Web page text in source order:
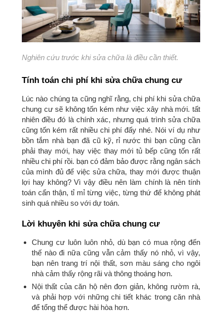
Nghiên cứu trước khi sửa chữa là điều cần thiết.
Tính toán chi phí khi sửa chữa chung cư
Lúc nào chúng ta cũng nghĩ rằng, chi phí khi sửa chữa
chung cư sẽ không tốn kém như việc xây nhà mới. tất
nhiên điều đó là chính xác, nhưng quá trình sửa chữa
cũng tốn kém rất nhiều chi phí đấy nhé. Nói ví dụ như
bồn tắm nhà bạn đã cũ kỹ, rỉ nước thì bạn cũng cần
phải thay mới, hay việc thay mới tủ bếp cũng tốn rất
nhiều chi phí rồi. bạn có đảm bảo được rằng ngân sách
của mình đủ để việc sửa chữa, thay mới được thuận
lợi hay không? Vì vậy điều nên làm chính là nên tính
toán cẩn thận, tỉ mỉ từng việc, từng thứ để không phát
sinh quá nhiều so với dự toán.
Lời khuyên khi sửa chữa chung cư
Chung cư luôn luôn nhỏ, dù bạn có mua rộng đến
thế nào đi nữa cũng vẫn cảm thấy nó nhỏ, vì vậy,
bạn nên trang trí nội thất, sơn màu sáng cho ngôi
nhà cảm thấy rộng rãi và thông thoáng hơn.
Nội thất của căn hộ nên đơn giản, không rườm rà,
và phải hợp với những chi tiết khác trong căn nhà
để tổng thể được hài hòa hơn.